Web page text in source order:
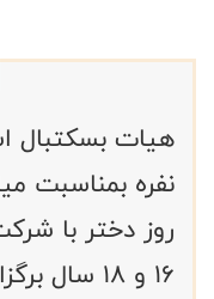
نفره بمناسبت
۱۶ و ۱۸ سال برگزار کرد.